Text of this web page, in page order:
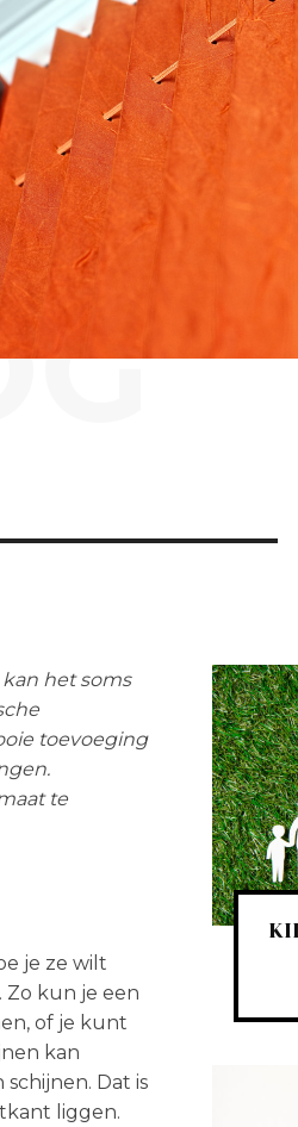
het soms
toevoeging
te
je ze wilt
Zo kun je een
of je kunt
kan
Dat is
liggen.